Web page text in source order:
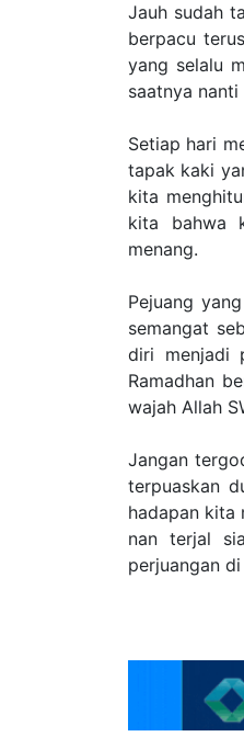
Jauh sudah
berpacu
yang selalu
saatnya
Setiap hari
tapak kaki
kita
kita bahwa
menang.
Pejuang
semangat
diri menjadi
Ramadhan
wajah Allah
Jangan
terpuaskan
hadapan kita
nan terjal
perjuangan